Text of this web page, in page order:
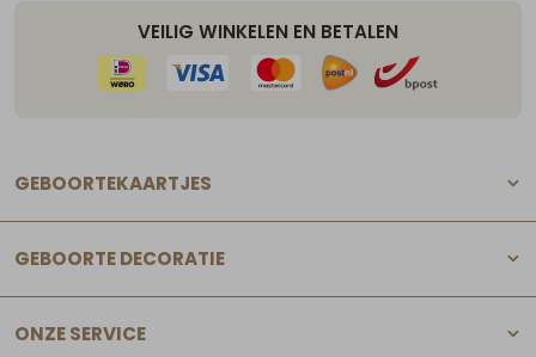
VEILIG WINKELEN EN BETALEN
GEBOORTEKAARTJES
GEBOORTE DECORATIE
ONZE SERVICE